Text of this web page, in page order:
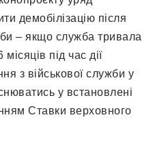
демобілізацію після
– якщо служба тривала
під час дії
з військової служби у
у встановлені
Ставки верховного